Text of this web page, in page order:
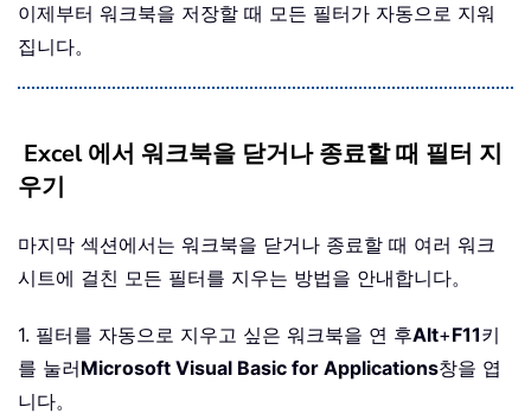
이제부터 워크북을 저장할 때 모든 필터가 자동으로 지워
집니다。
Excel 에서 워크북을 닫거나 종료할 때 필터 지
우기
마지막 섹션에서는 워크북을 닫거나 종료할 때 여러 워크
시트에 걸친 모든 필터를 지우는 방법을 안내합니다。
1. 필터를 자동으로 지우고 싶은 워크북을 연 후Alt+F11키
를 눌러Microsoft Visual Basic for Applications창을 엽
니다。